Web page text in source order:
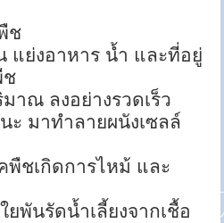
ช
แย่งอาหาร น้ำ และที่อยู่
ช
าณ ลงอย่างรวดเร็ว
ะ มาทำลายผนังเซลล์
พืชเกิดการไหม้ และ
ยพันรัดน้ำเลี้ยงจากเชื้อ